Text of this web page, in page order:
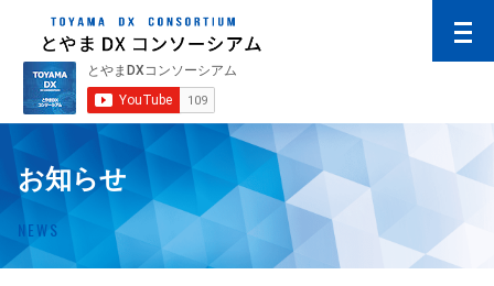
お知らせ
NEWS